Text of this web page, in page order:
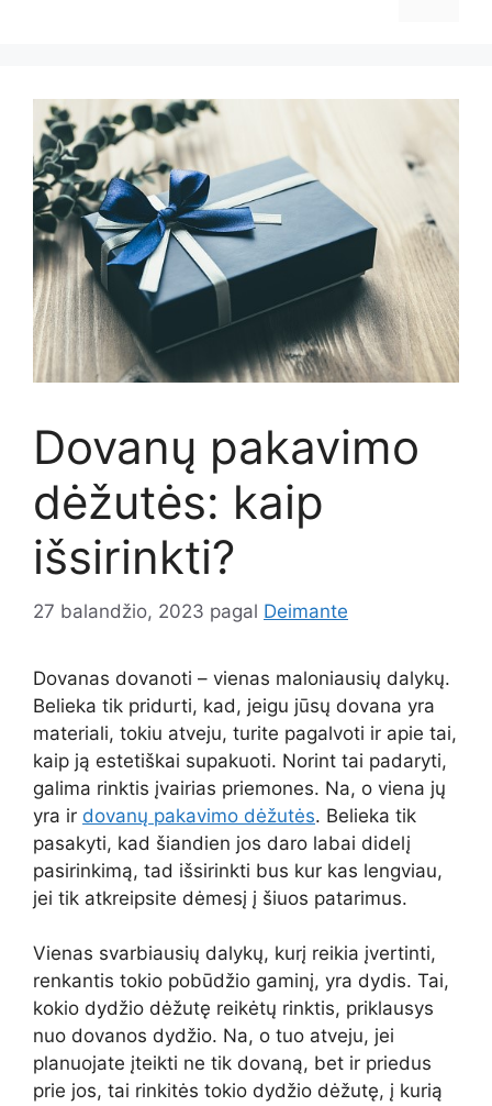
Dovanų pakavimo
dėžutės: kaip
išsirinkti?
27 balandžio, 2023 pagal Deimante
Dovanas dovanoti – vienas maloniausių dalykų.
Belieka tik pridurti, kad, jeigu jūsų dovana yra
materiali, tokiu atveju, turite pagalvoti ir apie tai,
kaip ją estetiškai supakuoti. Norint tai padaryti,
galima rinktis įvairias priemones. Na, o viena jų
yra ir dovanų pakavimo dėžutės. Belieka tik
pasakyti, kad šiandien jos daro labai didelį
pasirinkimą, tad išsirinkti bus kur kas lengviau,
jei tik atkreipsite dėmesį į šiuos patarimus.
Vienas svarbiausių dalykų, kurį reikia įvertinti,
renkantis tokio pobūdžio gaminį, yra dydis. Tai,
kokio dydžio dėžutę reikėtų rinktis, priklausys
nuo dovanos dydžio. Na, o tuo atveju, jei
planuojate įteikti ne tik dovaną, bet ir priedus
prie jos, tai rinkitės tokio dydžio dėžutę, į kurią